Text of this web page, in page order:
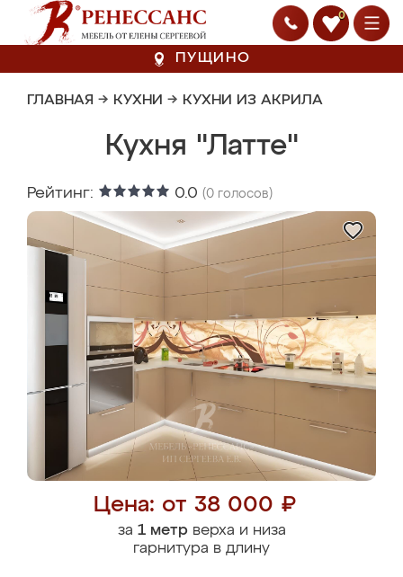
0
ПУЩИНО
ГЛАВНАЯ → КУХНИ → КУХНИ ИЗ АКРИЛА
Кухня "Латте"
Рейтинг: 0.0 (0 голосов)
Цена: от 38 000 ₽
за 1 метрверха и низа
гарнитура в длину